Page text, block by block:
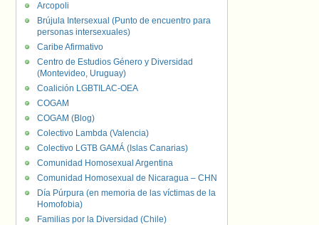
Arcopoli
Brújula Intersexual (Punto de encuentro para
personas intersexuales)
Caribe Afirmativo
Centro de Estudios Género y Diversidad
(Montevideo, Uruguay)
Coalición LGBTILAC-OEA
COGAM
COGAM (Blog)
Colectivo Lambda (Valencia)
Colectivo LGTB GAMÁ (Islas Canarias)
Comunidad Homosexual Argentina
Comunidad Homosexual de Nicaragua – CHN
Día Púrpura (en memoria de las víctimas de la
Homofobia)
Familias por la Diversidad (Chile)